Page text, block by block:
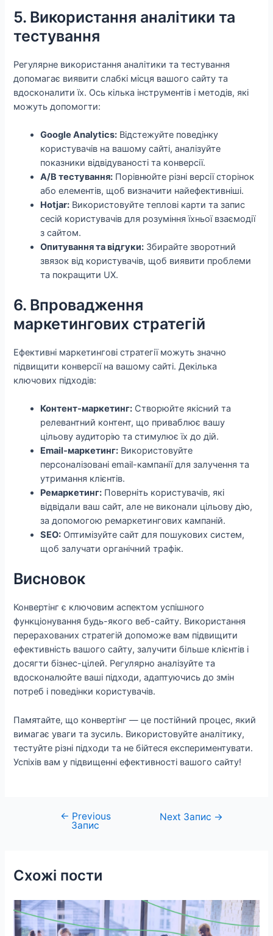
5. Використання аналітики та
тестування
Регулярне використання аналітики та тестування
допомагає виявити слабкі місця вашого сайту та
вдосконалити їх. Ось кілька інструментів і методів, які
можуть допомогти:
Google Analytics: Відстежуйте поведінку
користувачів на вашому сайті, аналізуйте
показники відвідуваності та конверсії.
A/B тестування: Порівнюйте різні версії сторінок
або елементів, щоб визначити найефективніші.
Hotjar: Використовуйте теплові карти та запис
сесій користувачів для розуміння їхньої взаємодії
з сайтом.
Опитування та відгуки: Збирайте зворотний
звязок від користувачів, щоб виявити проблеми
та покращити UX.
6. Впровадження
маркетингових стратегій
Ефективні маркетингові стратегії можуть значно
підвищити конверсії на вашому сайті. Декілька
ключових підходів:
Контент-маркетинг: Створюйте якісний та
релевантний контент, що приваблює вашу
цільову аудиторію та стимулює їх до дій.
Email-маркетинг: Використовуйте
персоналізовані email-кампанії для залучення та
утримання клієнтів.
Ремаркетинг: Поверніть користувачів, які
відвідали ваш сайт, але не виконали цільову дію,
за допомогою ремаркетингових кампаній.
SEO: Оптимізуйте сайт для пошукових систем,
щоб залучати органічний трафік.
Висновок
Конвертінг є ключовим аспектом успішного
функціонування будь-якого веб-сайту. Використання
перерахованих стратегій допоможе вам підвищити
ефективність вашого сайту, залучити більше клієнтів і
досягти бізнес-цілей. Регулярно аналізуйте та
вдосконалюйте ваші підходи, адаптуючись до змін
потреб і поведінки користувачів.
Памятайте, що конвертінг — це постійний процес, який
вимагає уваги та зусиль. Використовуйте аналітику,
тестуйте різні підходи та не бійтеся експериментувати.
Успіхів вам у підвищенні ефективності вашого сайту!
Навігація
← Previous
Запис
Next Запис →
Схожі пости